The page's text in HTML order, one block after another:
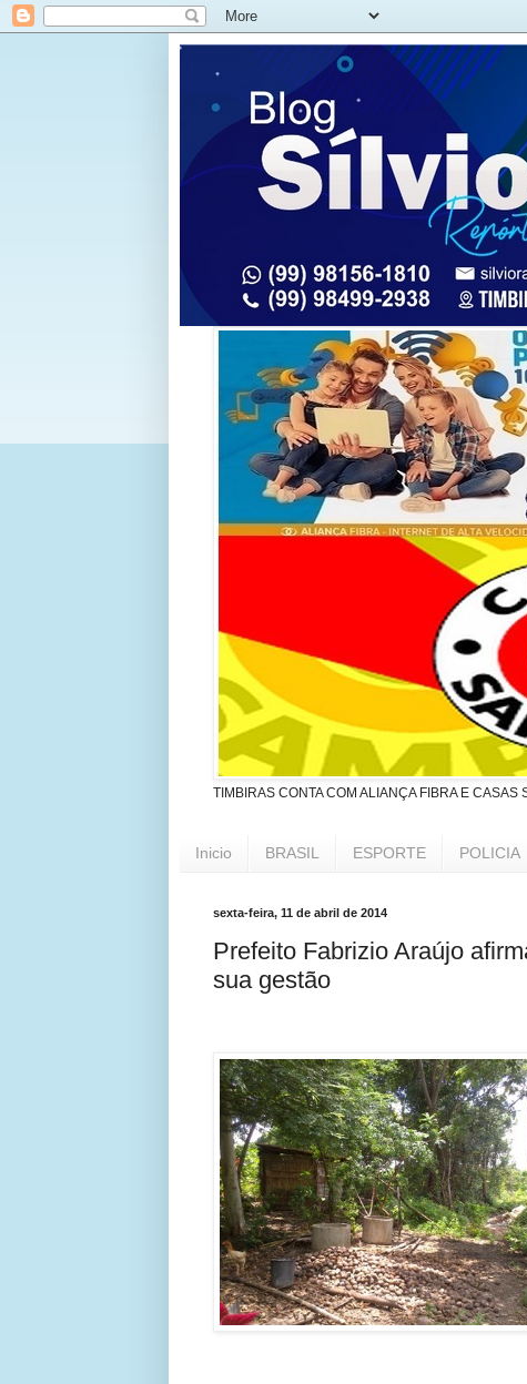
TIMBIRAS CONTA COM ALIANÇA FIBRA E CASAS
Inicio BRASIL ESPORTE POLICIA
sexta-feira, 11 de abril de 2014
Prefeito Fabrizio Araújo
sua gestão